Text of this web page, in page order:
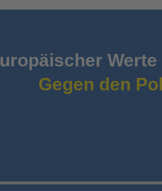
Werte
Gegen den